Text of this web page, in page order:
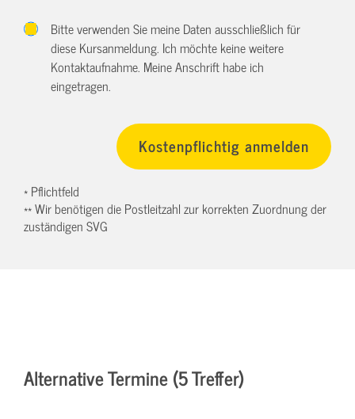
Bitte verwenden Sie meine Daten ausschließlich für
diese Kursanmeldung. Ich möchte keine weitere
Kontaktaufnahme. Meine Anschrift habe ich
eingetragen.
* Pflichtfeld
** Wir benötigen die Postleitzahl zur korrekten Zuordnung der
zuständigen SVG
Alternative Termine (5 Treffer)